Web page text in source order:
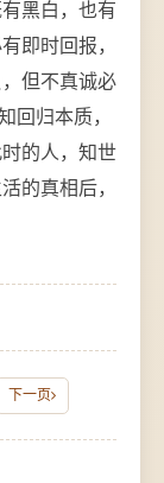
黑白，也有
即时回报，
但不真诚必
回归本质，
的人，知世
的真相后，
下一页